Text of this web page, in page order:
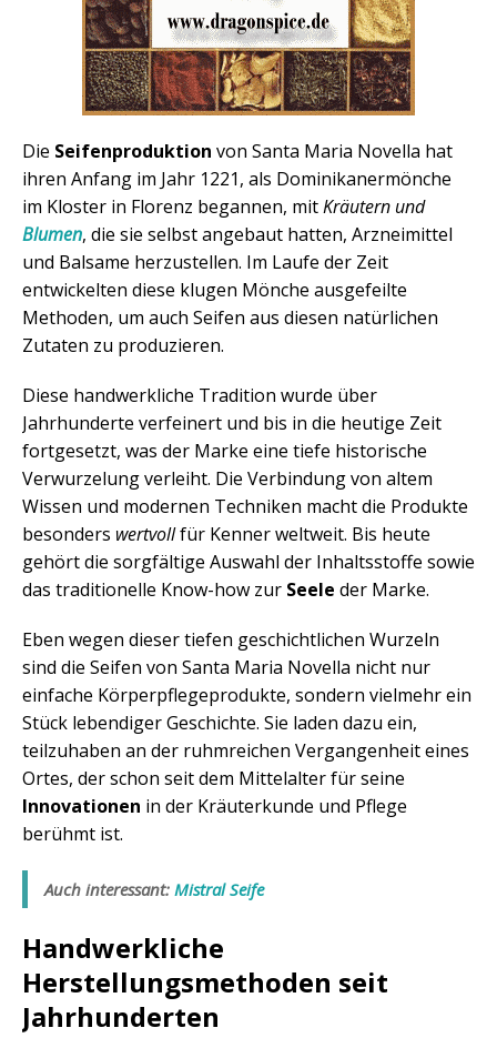
Die Seifenproduktion von Santa Maria Novella hat
ihren Anfang im Jahr 1221, als Dominikanermönche
im Kloster in Florenz begannen, mitKräutern und
Blumen, die sie selbst angebaut hatten, Arzneimittel
und Balsame herzustellen. Im Laufe der Zeit
entwickelten diese klugen Mönche ausgefeilte
Methoden, um auch Seifen aus diesen natürlichen
Zutaten zu produzieren.
Diese handwerkliche Tradition wurde über
Jahrhunderte verfeinert und bis in die heutige Zeit
fortgesetzt, was der Marke eine tiefe historische
Verwurzelung verleiht. Die Verbindung von altem
Wissen und modernen Techniken macht die Produkte
besonders wertvollfür Kenner weltweit. Bis heute
gehört die sorgfältige Auswahl der Inhaltsstoffe sowie
das traditionelle Know-how zur Seele der Marke.
Eben wegen dieser tiefen geschichtlichen Wurzeln
sind die Seifen von Santa Maria Novella nicht nur
einfache Körperpflegeprodukte, sondern vielmehr ein
Stück lebendiger Geschichte. Sie laden dazu ein,
teilzuhaben an der ruhmreichen Vergangenheit eines
Ortes, der schon seit dem Mittelalter für seine
Innovationen in der Kräuterkunde und Pflege
berühmt ist.
Auch interessant: Mistral Seife
Handwerkliche
Herstellungsmethoden seit
Jahrhunderten